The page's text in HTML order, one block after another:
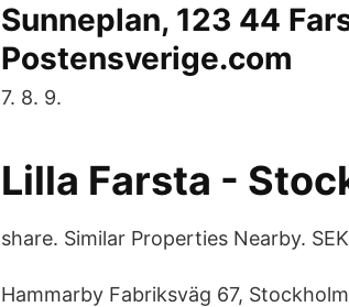
Sunneplan, 123 44
Postensverige.com
7. 8. 9.
Lilla Farsta -
share. Similar Properties Nearby.
Hammarby Fabriksväg 67,